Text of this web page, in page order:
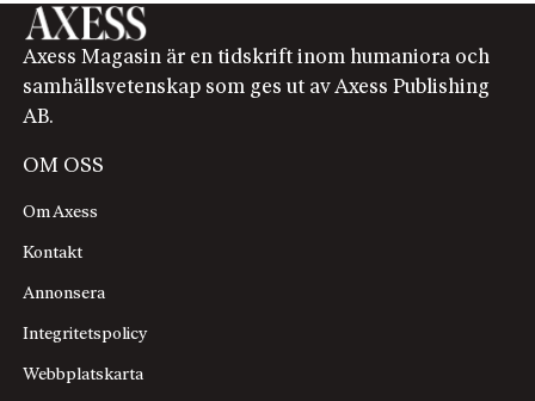
Axess Magasin är en tidskrift inom humaniora och
samhällsvetenskap som ges ut av Axess Publishing
AB.
OM OSS
Om Axess
Kontakt
Annonsera
Integritetspolicy
Webbplatskarta